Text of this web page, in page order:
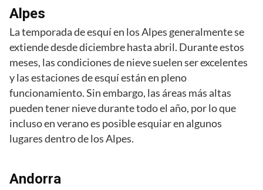
Alpes
La temporada de esquí en los Alpes generalmente se
extiende desde diciembre hasta abril. Durante estos
meses, las condiciones de nieve suelen ser excelentes
y las estaciones de esquí están en pleno
funcionamiento. Sin embargo, las áreas más altas
pueden tener nieve durante todo el año, por lo que
incluso en verano es posible esquiar en algunos
lugares dentro de los Alpes.
Andorra